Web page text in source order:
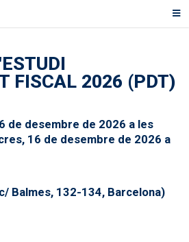
FISCAL 2026 (PDT)
de desembre de 2026 a les
16 de desembre de 2026 a
Balmes, 132-134, Barcelona)